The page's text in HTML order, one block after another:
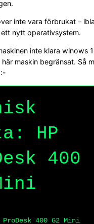
inte vara förbrukat –
nytt operativsystem.
inte klara winows
maskin begränsat. Så
HP
400
ProDesk 400 G2 Mini